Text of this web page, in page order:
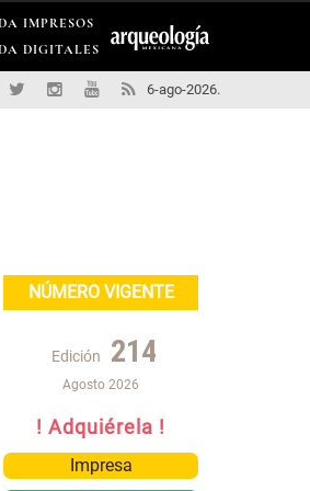
IMPRESOS
DIGITALES
6-ago-2026.
NÚMERO VIGENTE
Edición 214
Agosto 2026
! Adquiérela !
Impresa